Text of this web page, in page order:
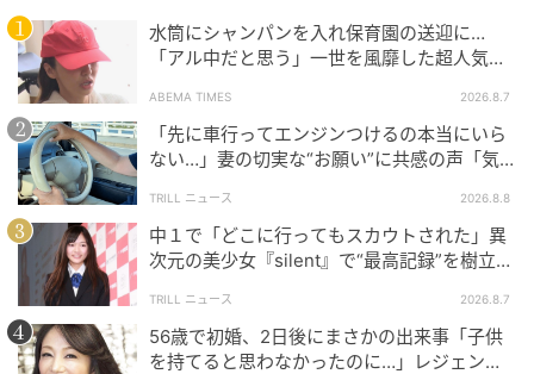
水筒にシャンパンを入れ保育園の送迎に…
「アル中だと思う」一世を風靡した超人気タ
ABEMA TIMES 2026.8.7
「先に車行ってエンジンつけるの本当にいら
ない…」妻の切実な“お願い”に共感の声「気
TRILL ニュース 2026.8.8
中１で「どこに行ってもスカウトされた」異
次元の美少女『silent』で“最高記録”を樹立し
TRILL ニュース 2026.8.7
56歳で初婚、2日後にまさかの出来事「子供
を持てると思わなかったのに…」レジェンド